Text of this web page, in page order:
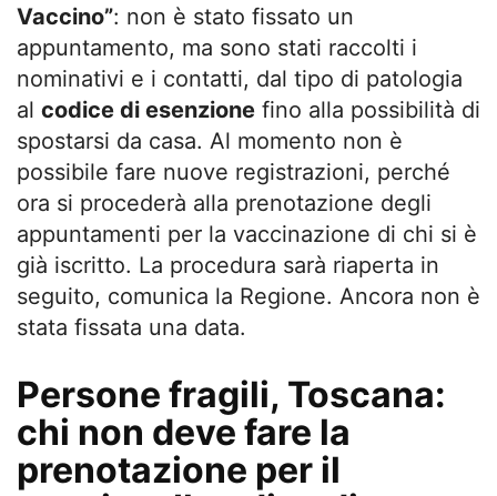
Vaccino”: non è stato fissato un
appuntamento, ma sono stati raccolti i
nominativi e i contatti, dal tipo di patologia
al codice di esenzione fino alla possibilità di
spostarsi da casa. Al momento non è
possibile fare nuove registrazioni, perché
ora si procederà alla prenotazione degli
appuntamenti per la vaccinazione di chi si è
già iscritto. La procedura sarà riaperta in
seguito, comunica la Regione. Ancora non è
stata fissata una data.
Persone fragili, Toscana:
chi non deve fare la
prenotazione per il